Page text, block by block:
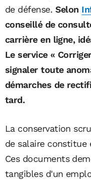
de défense. Selon
conseillé de
carrière en ligne,
Le service «
signaler toute
démarches de
tard.
La conservation
de salaire constitue
Ces documents
tangibles d'un